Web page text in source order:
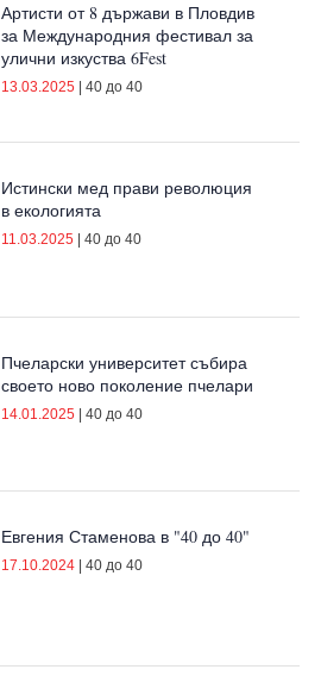
Артисти от 8 държави в Пловдив
за Международния фестивал за
улични изкуства 6Fest
13.03.2025| 40 до 40
Истински мед прави революция
в екологията
11.03.2025| 40 до 40
Пчеларски университет събира
своето ново поколение пчелари
14.01.2025| 40 до 40
Евгения Стаменова в "40 до 40"
17.10.2024| 40 до 40